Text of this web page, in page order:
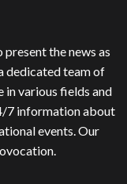
the news as
dedicated team of
in various fields and
7 information about
events. Our